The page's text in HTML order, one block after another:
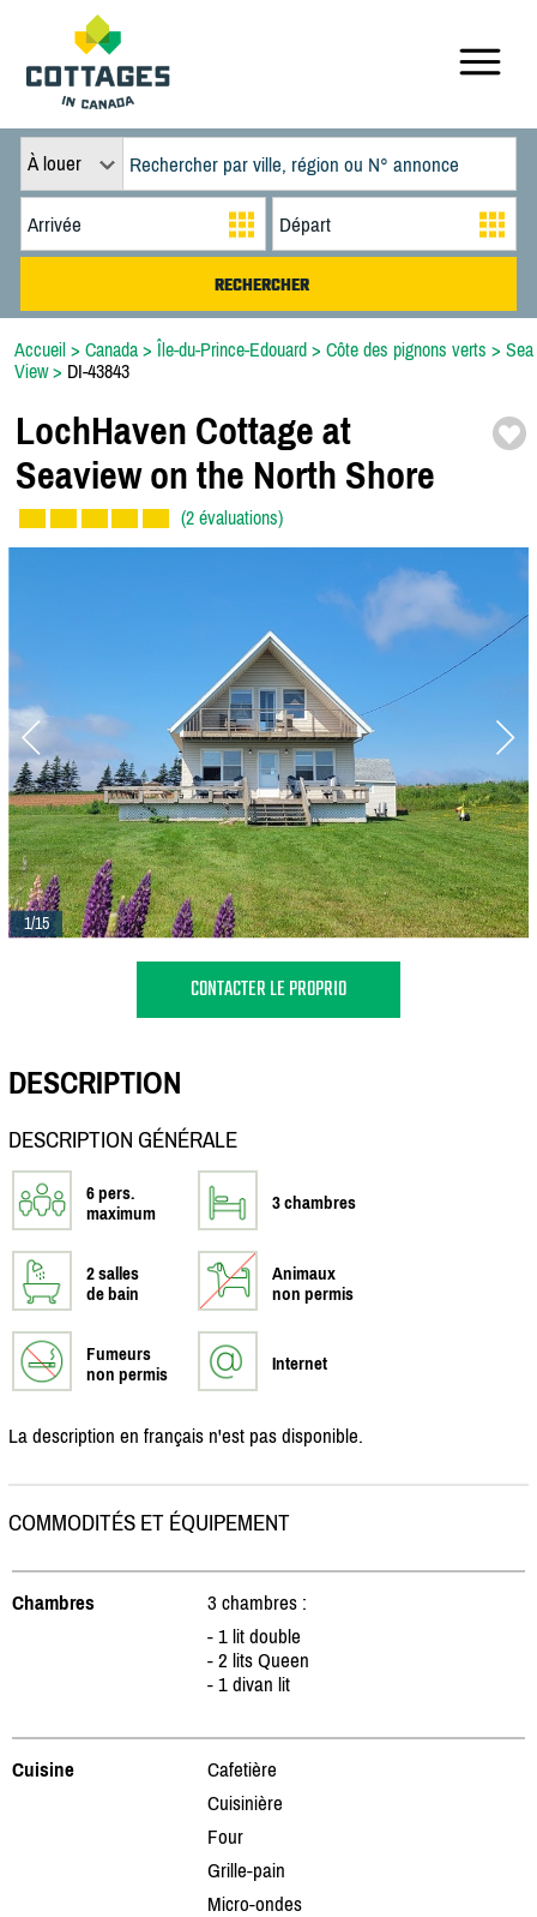
À louer
Accueil > Canada > Île-du-Prince-Edouard > Côte des pignons verts > Sea
View> DI-43843
LochHaven Cottage at
Seaview on the North Shore
(2 évaluations)
1/15
CONTACTER LE PROPRIO
DESCRIPTION
DESCRIPTION GÉNÉRALE
6 pers.
maximum
3 chambres
2 salles
de bain
Animaux
non permis
Fumeurs
non permis
Internet
La description en français n'est pas disponible.
COMMODITÉS ET ÉQUIPEMENT
Chambres
3 chambres :
- 1 lit double
- 2 lits Queen
- 1 divan lit
Cuisine
Cafetière
Cuisinière
Four
Grille-pain
Micro-ondes